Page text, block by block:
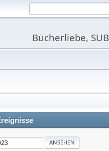
Bücherliebe,